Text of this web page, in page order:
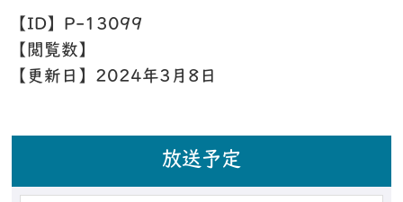
【ID】 P-13099
【閲覧数】
【更新日】 2024年3月8日
放送予定